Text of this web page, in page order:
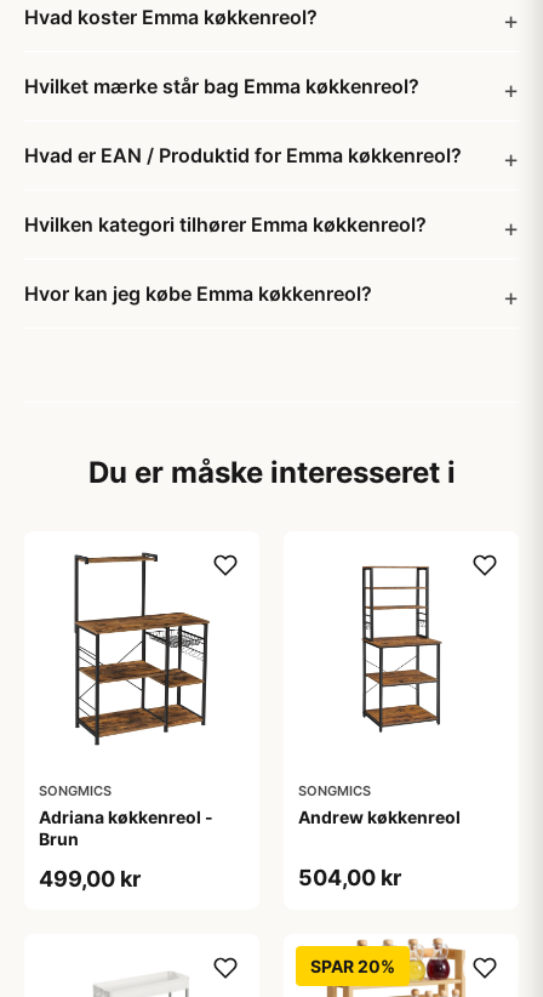
Hvad koster Emma køkkenreol?
Hvilket mærke står bag Emma køkkenreol?
Hvad er EAN / Produktid for Emma køkkenreol?
Hvilken kategori tilhører Emma køkkenreol?
Hvor kan jeg købe Emma køkkenreol?
Du er måske interesseret i
SONGMICS
Adriana køkkenreol -
Brun
499,00 kr
SONGMICS
Andrew køkkenreol
504,00 kr
SPAR 20%